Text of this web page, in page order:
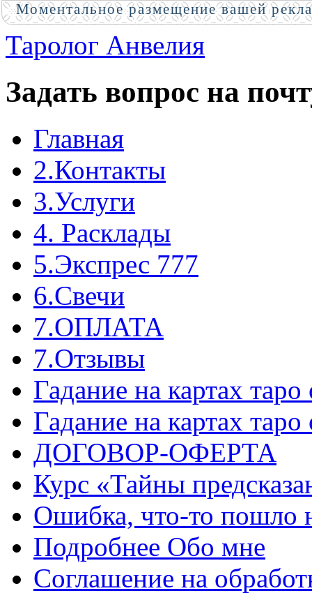
Таролог Анвелия
Задать вопрос на
Главная
2.Контакты
3.Услуги
4. Расклады
5.Экспрес 777
6.Свечи
7.ОПЛАТА
7.Отзывы
Гадание на картах
Гадание на картах
ДОГОВОР-ОФЕРТА
Курс «Тайны
Ошибка, что-то пошло
Подробнее Обо мне
Соглашение на
Моментальное размещение вашей